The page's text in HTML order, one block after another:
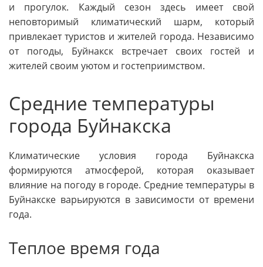
и прогулок. Каждый сезон здесь имеет свой
неповторимый климатический шарм, который
привлекает туристов и жителей города. Независимо
от погоды, Буйнакск встречает своих гостей и
жителей своим уютом и гостеприимством.
Средние температуры
города Буйнакска
Климатические условия города Буйнакска
формируются атмосферой, которая оказывает
влияние на погоду в городе. Средние температуры в
Буйнакске варьируются в зависимости от времени
года.
Теплое время года